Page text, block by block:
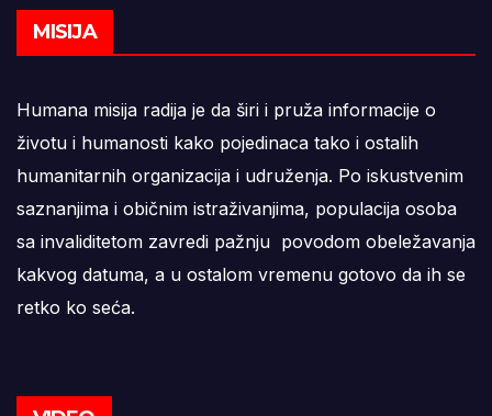
MISIJA
Humana misija radija je da širi i pruža informacije o
životu i humanosti kako pojedinaca tako i ostalih
humanitarnih organizacija i udruženja. Po iskustvenim
saznanjima i običnim istraživanjima, populacija osoba
sa invaliditetom zavredi pažnju povodom obeležavanja
kakvog datuma, a u ostalom vremenu gotovo da ih se
retko ko seća.